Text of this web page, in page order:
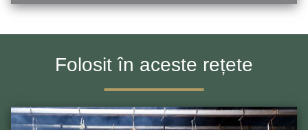
Folosit în aceste rețete